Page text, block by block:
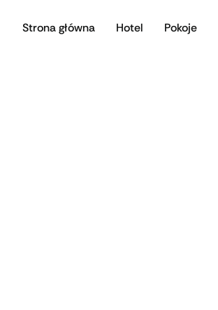
Strona główna Hotel Pokoje